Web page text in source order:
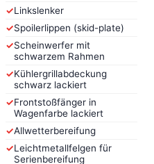
✓Linkslenker
✓Spoilerlippen (skid-plate)
✓Scheinwerfer mit
schwarzem Rahmen
✓Kühlergrillabdeckung
schwarz lackiert
✓Frontstoßfänger in
Wagenfarbe lackiert
✓Allwetterbereifung
✓Leichtmetallfelgen für
Serienbereifung